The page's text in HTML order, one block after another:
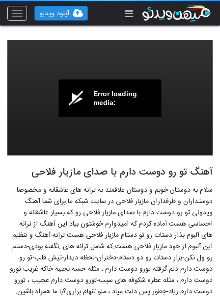
Toggle
آپلود ویدیو
Error loading
media:
آهنگ تو رو دوست دارم با صدای مازیار فلاحی
سلام به دوستان خوبم و دوستان علاقمند به ترانه های عاشقانه و مخصوصا
دوستداران و طرفداران مازیار فلاحی در سایت شبکه ما.برای شما آهنگ
ویدوئی تو رو دوست دارم با صدای مازیار فلاحی رو که بسیار عاشقانه و
احساسی هست آماده کردم که امیدوارم خوشتون بیاد.این آهنگ از ترانه
های آلبوم بذار دستات رو تو دستام مازیار فلاحی هست.ترانه-آهنگ و تنظیم
این آلبوم از خود مازیار فلاحی هست.که شامل ترانه های :نگفته بودی-دستم
رو ول نکن-بزار دستات رو دو دستام-دختران-لحظه دیدار-تپش قلب-تو رو
دوست دارم-دلم گرفته.تورو دوست دارم ، مثله حسه نجیبه خاکه غریب-تورو
دوست دارم ، مثله عطره شکوفه های سیب-تورو دوست دارم عجیب ، تورو
دوست دارم زیاد-چطور پس دلت میاد ، منو تنهام بزاری؟با ما همراه باشین.